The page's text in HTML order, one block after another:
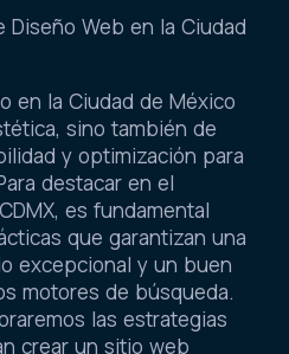
Diseño Web en la Ciudad
en la Ciudad de México
sino también de
y optimización para
destacar en el
es fundamental
que garantizan una
excepcional y un buen
motores de búsqueda.
las estrategias
crear un sitio web